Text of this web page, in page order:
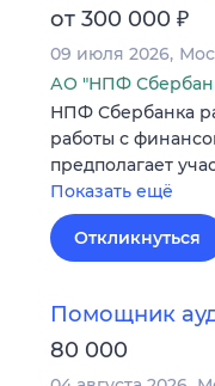
от 300 000 ₽
09 июля 2026
АО "НПФ
НПФ Сбербанка
работы с
предполагает
Показать ещё
Откликнуться
Помощник
80 000